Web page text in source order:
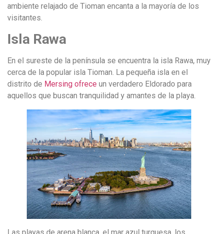
ambiente relajado de Tioman encanta a la mayoría de los
visitantes.
Isla Rawa
En el sureste de la península se encuentra la isla Rawa, muy
cerca de la popular isla Tioman. La pequeña isla en el
distrito de Mersing ofrece un verdadero Eldorado para
aquellos que buscan tranquilidad y amantes de la playa.
Las playas de arena blanca, el mar azul turquesa, los